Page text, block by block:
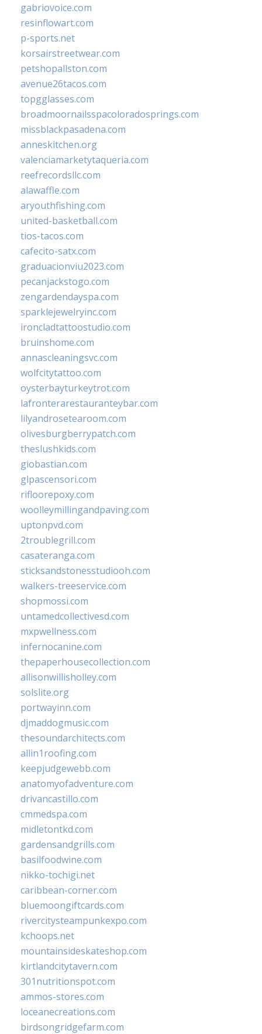
gabriovoice.com
resinflowart.com
p-sports.net
korsairstreetwear.com
petshopallston.com
avenue26tacos.com
topgglasses.com
broadmoornailsspacoloradosprings.com
missblackpasadena.com
anneskitchen.org
valenciamarketytaqueria.com
reefrecordsllc.com
alawaffle.com
aryouthfishing.com
united-basketball.com
tios-tacos.com
cafecito-satx.com
graduacionviu2023.com
pecanjackstogo.com
zengardendayspa.com
sparklejewelryinc.com
ironcladtattoostudio.com
bruinshome.com
annascleaningsvc.com
wolfcitytattoo.com
oysterbayturkeytrot.com
lafronterarestauranteybar.com
lilyandrosetearoom.com
olivesburgberrypatch.com
theslushkids.com
giobastian.com
glpascensori.com
rifloorepoxy.com
woolleymillingandpaving.com
uptonpvd.com
2troublegrill.com
casateranga.com
sticksandstonesstudiooh.com
walkers-treeservice.com
shopmossi.com
untamedcollectivesd.com
mxpwellness.com
infernocanine.com
thepaperhousecollection.com
allisonwillisholley.com
solslite.org
portwayinn.com
djmaddogmusic.com
thesoundarchitects.com
allin1roofing.com
keepjudgewebb.com
anatomyofadventure.com
drivancastillo.com
cmmedspa.com
midletontkd.com
gardensandgrills.com
basilfoodwine.com
nikko-tochigi.net
caribbean-corner.com
bluemoongiftcards.com
rivercitysteampunkexpo.com
kchoops.net
mountainsideskateshop.com
kirtlandcitytavern.com
301nutritionspot.com
ammos-stores.com
loceanecreations.com
birdsongridgefarm.com